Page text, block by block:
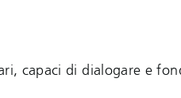
capaci di dialogare e